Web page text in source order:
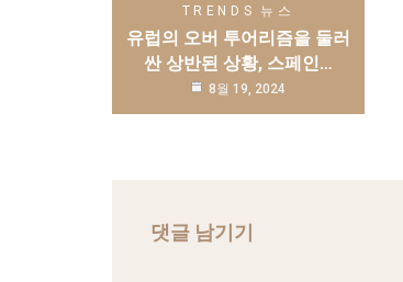
TRENDS 뉴스
유럽의 오버 투어리즘을 둘러
싼 상반된 상황, 스페인…
8월 19, 2024
댓글 남기기